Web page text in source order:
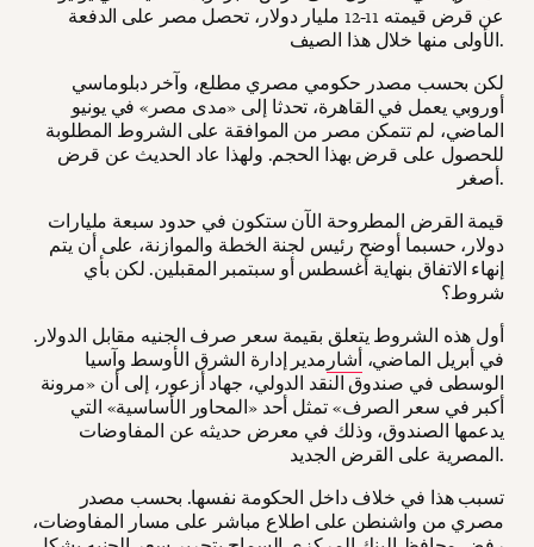
عن قرض قيمته 11-12 مليار دولار، تحصل مصر على الدفعة
الأولى منها خلال هذا الصيف.
لكن بحسب مصدر حكومي مصري مطلع، وآخر دبلوماسي
أوروبي يعمل في القاهرة، تحدثا إلى «مدى مصر» في يونيو
الماضي، لم تتمكن مصر من الموافقة على الشروط المطلوبة
للحصول على قرض بهذا الحجم. ولهذا عاد الحديث عن قرض
أصغر.
قيمة القرض المطروحة الآن ستكون في حدود سبعة مليارات
دولار، حسبما أوضح رئيس لجنة الخطة والموازنة، على أن يتم
إنهاء الاتفاق بنهاية أغسطس أو سبتمبر المقبلين. لكن بأي
شروط؟
أول هذه الشروط يتعلق بقيمة سعر صرف الجنيه مقابل الدولار.
في أبريل الماضي، أشار مدير إدارة الشرق الأوسط وآسيا
الوسطى في صندوق النقد الدولي، جهاد أزعور، إلى أن «مرونة
أكبر في سعر الصرف» تمثل أحد «المحاور الأساسية» التي
يدعمها الصندوق، وذلك في معرض حديثه عن المفاوضات
المصرية على القرض الجديد.
تسبب هذا في خلاف داخل الحكومة نفسها. بحسب مصدر
مصري من واشنطن على اطلاع مباشر على مسار المفاوضات،